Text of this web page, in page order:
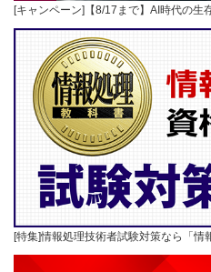
[キャンペーン]【8/17まで】AI時代の生
[特集]情報処理技術者試験対策なら「情